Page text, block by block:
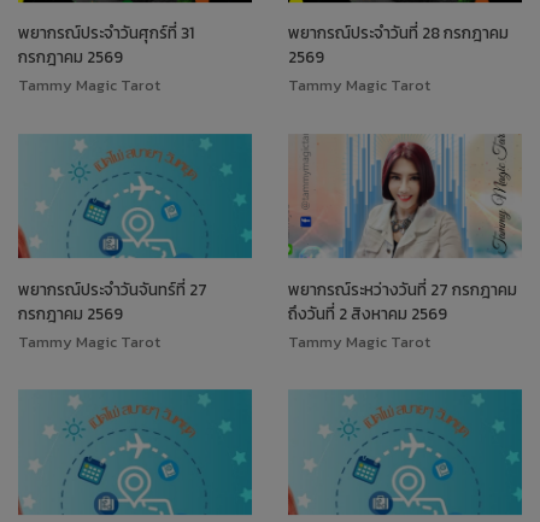
พยากรณ์ประจำวันศุกร์ที่ 31
กรกฎาคม 2569
Tammy Magic Tarot
พยากรณ์ประจำวันที่ 28 กรกฎาคม
2569
Tammy Magic Tarot
พยากรณ์ประจำวันจันทร์ที่ 27
กรกฎาคม 2569
Tammy Magic Tarot
พยากรณ์ระหว่างวันที่ 27 กรกฎาคม
ถึงวันที่ 2 สิงหาคม 2569
Tammy Magic Tarot